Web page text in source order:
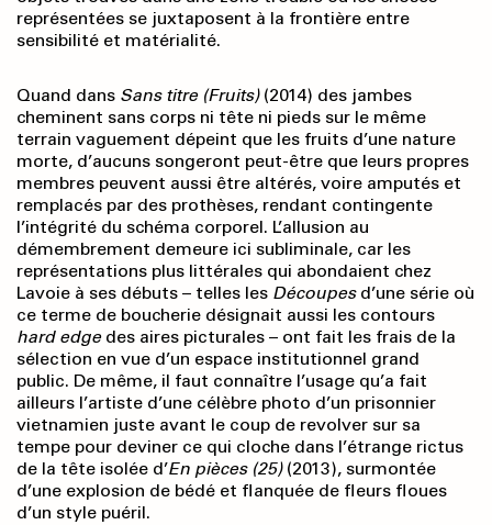
représentées se juxtaposent à la frontière entre
sensibilité et matérialité.
Quand dans Sans titre (Fruits) (2014) des jambes
cheminent sans corps ni tête ni pieds sur le même
terrain vaguement dépeint que les fruits d’une nature
morte, d’aucuns songeront peut-être que leurs propres
membres peuvent aussi être altérés, voire amputés et
remplacés par des prothèses, rendant contingente
l’intégrité du schéma corporel. L’allusion au
démembrement demeure ici subliminale, car les
représentations plus littérales qui abondaient chez
Lavoie à ses débuts – telles les Découpesd’une série où
ce terme de boucherie désignait aussi les contours
hard edgedes aires picturales – ont fait les frais de la
sélection en vue d’un espace institutionnel grand
public. De même, il faut connaître l’usage qu’a fait
ailleurs l’artiste d’une célèbre photo d’un prisonnier
vietnamien juste avant le coup de revolver sur sa
tempe pour deviner ce qui cloche dans l’étrange rictus
de la tête isolée d’En pièces (25) (2013), surmontée
d’une explosion de bédé et flanquée de fleurs floues
d’un style puéril.